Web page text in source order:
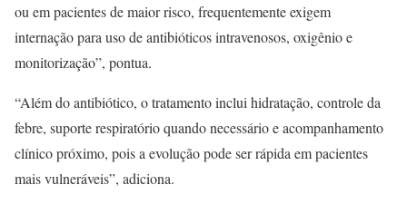
ou em pacientes de maior risco, frequentemente exigem
internação para uso de antibióticos intravenosos, oxigênio e
monitorização”, pontua.
“Além do antibiótico, o tratamento inclui hidratação, controle da
febre, suporte respiratório quando necessário e acompanhamento
clínico próximo, pois a evolução pode ser rápida em pacientes
mais vulneráveis”, adiciona.